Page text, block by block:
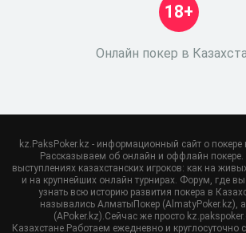
Онлайн покер в
18+
kz.PaksPoker.kz - информационный сайт о покере
Рассказываем об онлайн и оффлайн
выступлениях казахстанских игроков: как на
и на крупнейших онлайн турнирах. Форум, где
узнать всю историю развития покера в
назывались АлматыПокер (AlmatyPoker.kz),
(APoker.kz).Сейчас же просто
Казахстане.Работаем ежедневно и круглосуточно